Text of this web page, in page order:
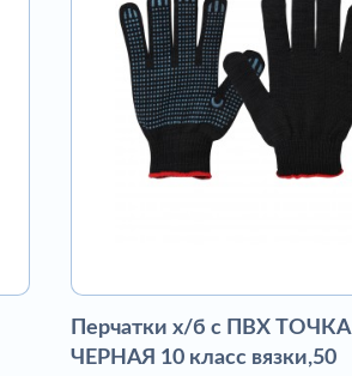
Перчатки х/б с ПВХ ТОЧКА
ЧЕРНАЯ 10 класс вязки,50